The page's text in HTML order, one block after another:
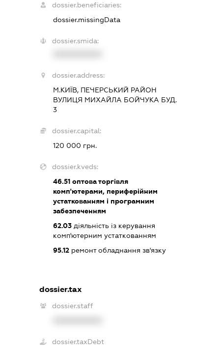
dossier.beneficiaries:
dossier.missingData
dossier.smida:
dossier.address:
М.КИЇВ, ПЕЧЕРСЬКИЙ РАЙОН
ВУЛИЦЯ МИХАЙЛА БОЙЧУКА БУД.
3
dossier.capital:
120 000 грн.
dossier.kveds:
46.51оптова торгівля
комп'ютерами, периферійним
устаткованням і програмним
забезпеченням
62.03діяльність із керування
комп'ютерним устаткованням
95.12ремонт обладнання зв'язку
dossier.tax
dossier.staff
dossier.taxDebt